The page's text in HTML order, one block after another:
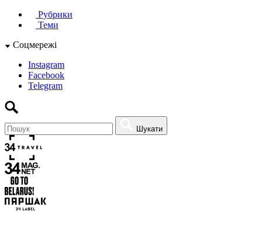
Рубрики
Теми
Соцмережі
Instagram
Facebook
Telegram
Шукати